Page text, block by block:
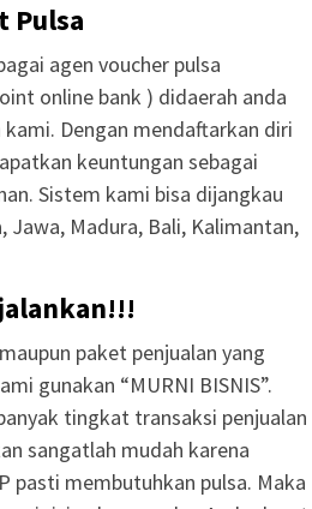
Pulsa
agen voucher pulsa
online bank ) didaerah anda
Dengan mendaftarkan diri
keuntungan sebagai
Sistem kami bisa dijangkau
Jawa, Madura, Bali, Kalimantan,
paket penjualan yang
gunakan “MURNI BISNIS”.
tingkat transaksi penjualan
sangatlah mudah karena
pasti membutuhkan pulsa. Maka